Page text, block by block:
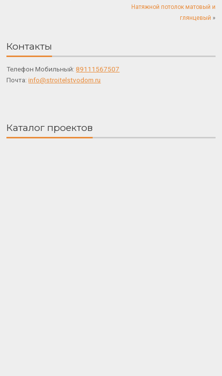
Натяжной потолок матовый и
глянцевый »
Контакты
Телефон Мобильный:89111567507
Почта:info@stroitelstvodom.ru
Каталог проектов